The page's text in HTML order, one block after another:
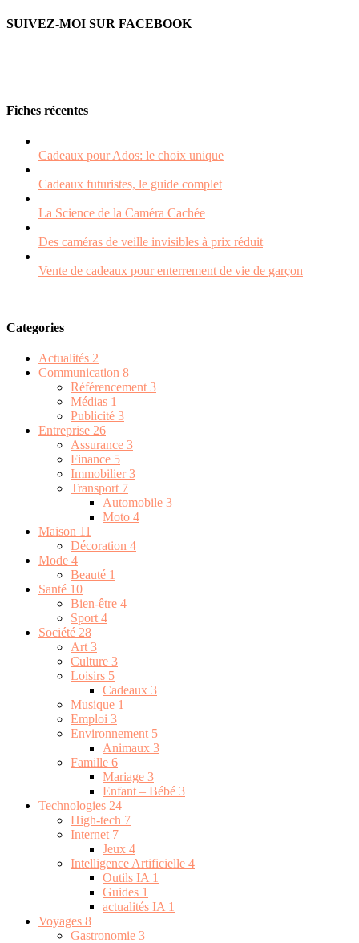
SUIVEZ-MOI SUR FACEBOOK
Fiches récentes
Cadeaux pour Ados: le choix unique
Cadeaux futuristes, le guide complet
La Science de la Caméra Cachée
Des caméras de veille invisibles à prix réduit
Vente de cadeaux pour enterrement de vie de garçon
Categories
Actualités 2
Communication 8
Référencement 3
Médias 1
Publicité 3
Entreprise 26
Assurance 3
Finance 5
Immobilier3
Transport 7
Automobile 3
Moto 4
Maison 11
Décoration 4
Mode 4
Beauté 1
Santé 10
Bien-être 4
Sport 4
Société 28
Art 3
Culture 3
Loisirs 5
Cadeaux 3
Musique 1
Emploi 3
Environnement 5
Animaux 3
Famille 6
Mariage 3
Enfant – Bébé 3
Technologies 24
High-tech 7
Internet 7
Jeux 4
Intelligence Artificielle 4
Outils IA 1
Guides 1
actualités IA 1
Voyages 8
Gastronomie 3